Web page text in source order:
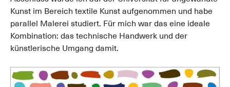
Kunst im Bereich textile Kunst aufgenommen und habe
parallel Malerei studiert. Für mich war das eine ideale
Kombination: das technische Handwerk und der
künstlerische Umgang damit.